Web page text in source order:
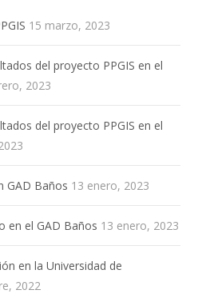
15 marzo, 2023
del proyecto PPGIS en el
2023
del proyecto PPGIS en el
GAD Baños 13 enero, 2023
en el GAD Baños 13 enero, 2023
en la Universidad de
2022